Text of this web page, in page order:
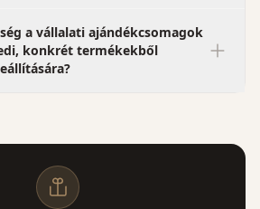
a vállalati ajándékcsomagok
konkrét termékekből